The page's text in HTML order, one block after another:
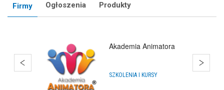
Firmy Ogłoszenia Produkty
Balony Gdynia Wiczlino
IMPREZY, WYDARZENIA